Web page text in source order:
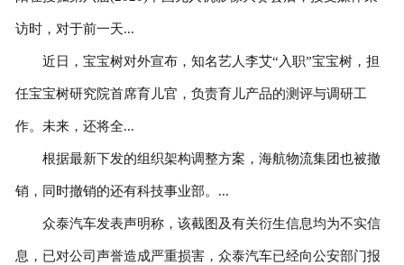
访时，对于前一天...
近日，宝宝树对外宣布，知名艺人李艾“入职”宝宝树，担
任宝宝树研究院首席育儿官，负责育儿产品的测评与调研工
作。未来，还将全...
根据最新下发的组织架构调整方案，海航物流集团也被撤
销，同时撤销的还有科技事业部。...
众泰汽车发表声明称，该截图及有关衍生信息均为不实信
息，已对公司声誉造成严重损害，众泰汽车已经向公安部门报